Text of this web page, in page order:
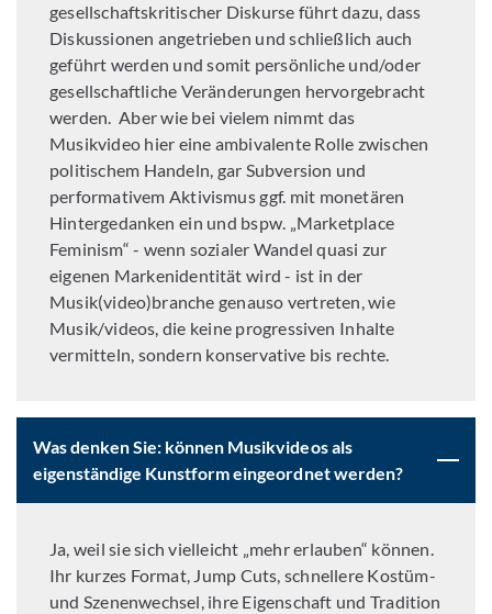
gesellschaftskritischer Diskurse führt dazu, dass
Diskussionen angetrieben und schließlich auch
geführt werden und somit persönliche und/oder
gesellschaftliche Veränderungen hervorgebracht
werden. Aber wie bei vielem nimmt das
Musikvideo hier eine ambivalente Rolle zwischen
politischem Handeln, gar Subversion und
performativem Aktivismus ggf. mit monetären
Hintergedanken ein und bspw. „Marketplace
Feminism“ - wenn sozialer Wandel quasi zur
eigenen Markenidentität wird - ist in der
Musik(video)branche genauso vertreten, wie
Musik/videos, die keine progressiven Inhalte
vermitteln, sondern konservative bis rechte.
Was denken Sie: können Musikvideos als
eigenständige Kunstform eingeordnet werden?
Ja, weil sie sich vielleicht „mehr erlauben“ können.
Ihr kurzes Format, Jump Cuts, schnellere Kostüm-
und Szenenwechsel, ihre Eigenschaft und Tradition